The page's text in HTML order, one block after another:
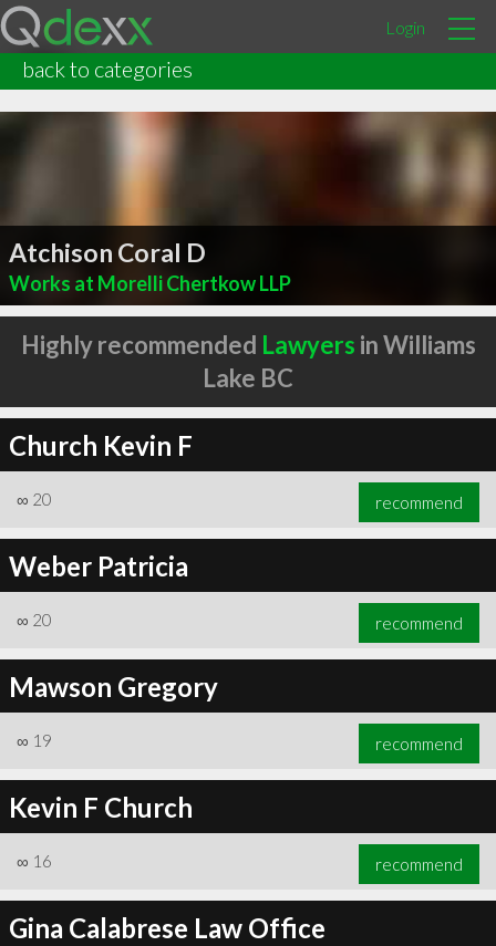
Login
back to categories
Atchison Coral D
Works at Morelli Chertkow LLP
Highly recommended Lawyers in Williams
Lake BC
Church Kevin F
∞ 20 recommend
Weber Patricia
∞ 20 recommend
Mawson Gregory
∞ 19 recommend
Kevin F Church
∞ 16 recommend
Gina Calabrese Law Office